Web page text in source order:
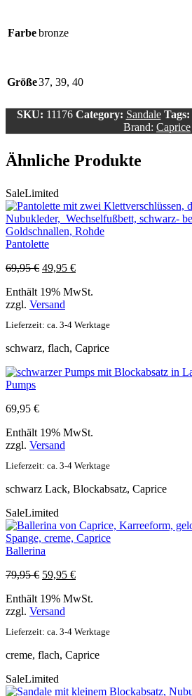
Farbebronze
Größe37, 39, 40
SKU: 11176 Category: Sandale Tags:
Brand: Caprice
Ähnliche Produkte
SaleLimited
Pantolette
69,95€ Ursprünglicher
war:
69,95 €
49,95 €Aktueller
ist:
Enthält 19% MwSt.
zzgl. Versand
Lieferzeit: ca. 3-4 Werktage
schwarz, flach, Caprice
Pumps
69,95 €
Enthält 19% MwSt.
zzgl. Versand
Lieferzeit: ca. 3-4 Werktage
schwarz Lack, Blockabsatz, Caprice
SaleLimited
Ballerina
79,95€ Ursprünglicher
war:
79,95 €
59,95 €Aktueller
ist:
Enthält 19% MwSt.
zzgl. Versand
Lieferzeit: ca. 3-4 Werktage
creme, flach, Caprice
SaleLimited